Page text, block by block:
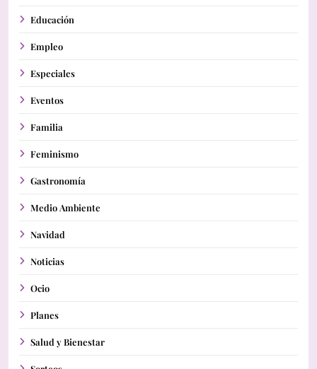
Educación
Empleo
Especiales
Eventos
Familia
Feminismo
Gastronomía
Medio Ambiente
Navidad
Noticias
Ocio
Planes
Salud y Bienestar